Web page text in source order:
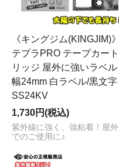
《キングジム(KINGJIM)》
テプラPRO テープカート
リッジ 屋外に強いラベル
幅24mm 白ラベル/黒文字
SS24KV
1,730円(税込)
紫外線に強く、強粘着！屋外
でのご使用に♪